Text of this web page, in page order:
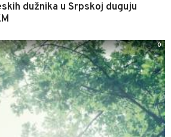
dužnika u Srpskoj duguju
0